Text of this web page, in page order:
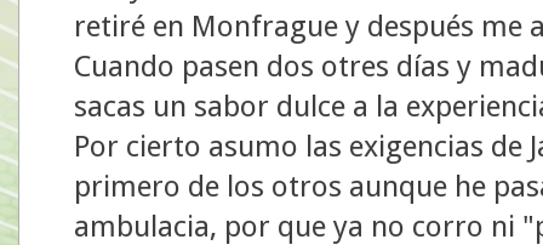
retiré en Monfrague y después me
Cuando pasen dos otres días y
sacas un sabor dulce a la
Por cierto asumo las exigencias de
primero de los otros aunque he
ambulacia, por que ya no corro ni